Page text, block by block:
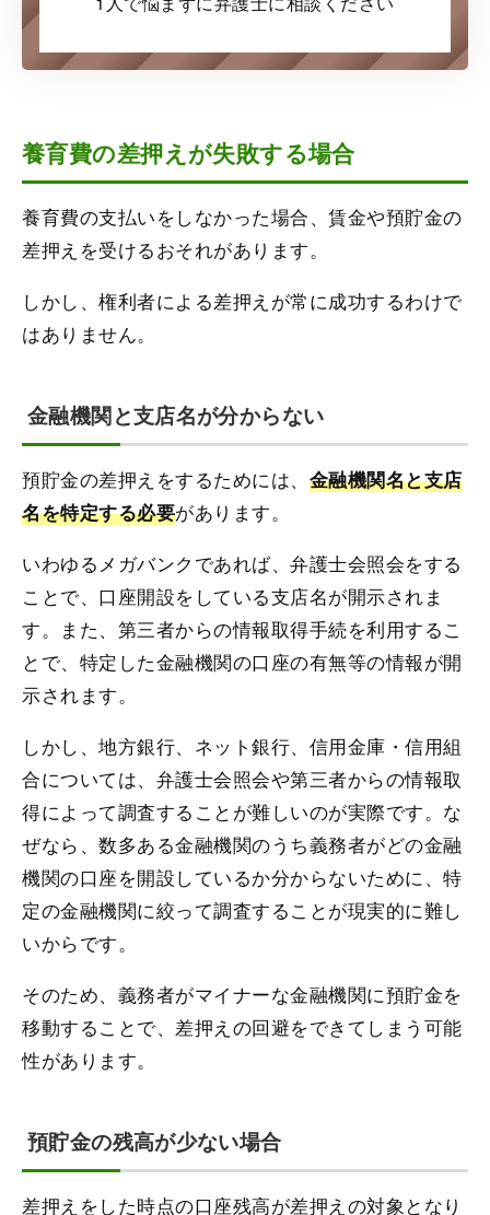
養育費の差押えが失敗する場合
養育費の支払いをしなかった場合、賃金や預貯金の
差押えを受けるおそれがあります。
しかし、権利者による差押えが常に成功するわけで
はありません。
金融機関と支店名が分からない
預貯金の差押えをするためには、 金融機関名と支店
名を特定する必要があります。
いわゆるメガバンクであれば、弁護士会照会をする
ことで、口座開設をしている支店名が開示されま
す。また、第三者からの情報取得手続を利用するこ
とで、特定した金融機関の口座の有無等の情報が開
示されます。
しかし、地方銀行、ネット銀行、信用金庫・信用組
合については、弁護士会照会や第三者からの情報取
得によって調査することが難しいのが実際です。な
ぜなら、数多ある金融機関のうち義務者がどの金融
機関の口座を開設しているか分からないために、特
定の金融機関に絞って調査することが現実的に難し
いからです。
そのため、義務者がマイナーな金融機関に預貯金を
移動することで、差押えの回避をできてしまう可能
性があります。
預貯金の残高が少ない場合
差押えをした時点の口座残高が差押えの対象となり